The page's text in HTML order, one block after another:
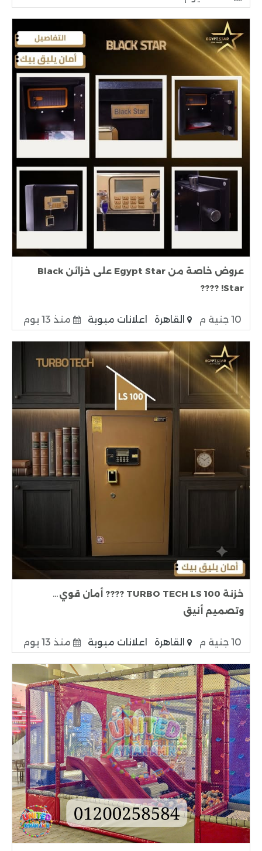
عروض خاصة من Egypt Star على خزائن Black
Star! ????
10 جنية م القاهرة اعلانات مبوبة منذ 13 يوم
خزنة TURBO TECH LS 100 ???? أمان قوي…
وتصميم أنيق
10 جنية م القاهرة اعلانات مبوبة منذ 13 يوم